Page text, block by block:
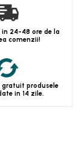
in 24-48 ore de la
comenzii!
produsele
in 14 zile.